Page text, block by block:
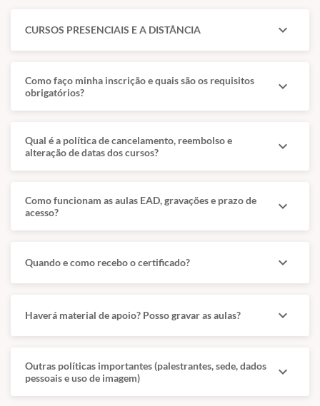
CURSOS PRESENCIAIS E A DISTÂNCIA expand_more
Como faço minha inscrição e quais são os requisitos
obrigatórios?
expand_more
Qual é a política de cancelamento, reembolso e
alteração de datas dos cursos?
expand_more
Como funcionam as aulas EAD, gravações e prazo de
acesso?
expand_more
Quando e como recebo o certificado? expand_more
Haverá material de apoio? Posso gravar as aulas? expand_more
Outras políticas importantes (palestrantes, sede, dados
pessoais e uso de imagem)
expand_more